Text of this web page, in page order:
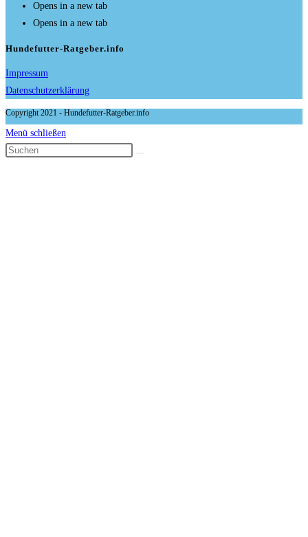
Opens in a new tab
Opens in a new tab
Hundefutter-Ratgeber.info
Impressum
Datenschutzerklärung
Copyright 2021 - Hundefutter-Ratgeber.info
Menü schließen